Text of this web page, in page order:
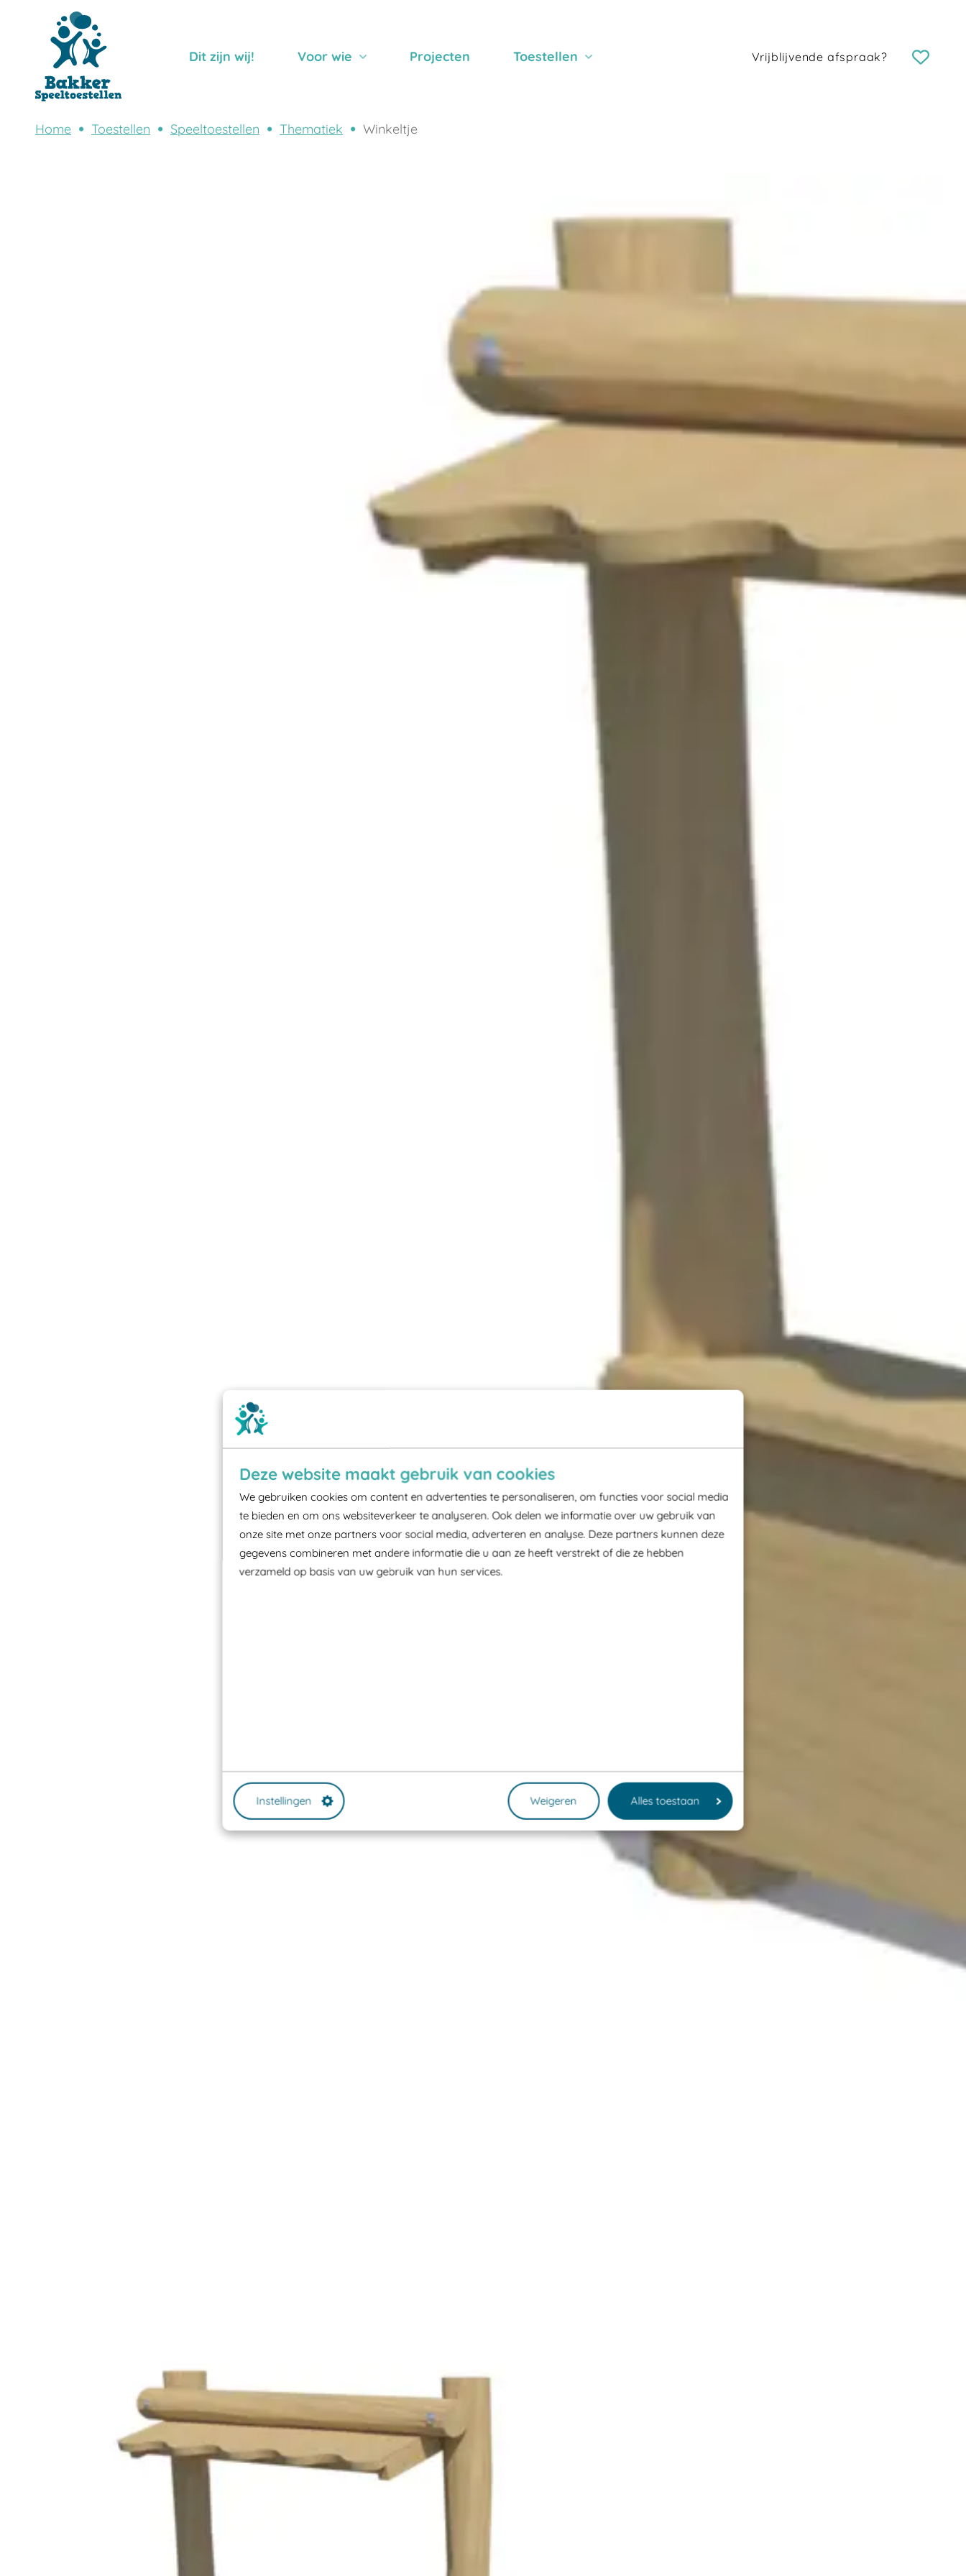
Deze website maakt gebruik van cookies
We gebruiken cookies om content en advertenties te personaliseren, om functies voor social media
te bieden en om ons websiteverkeer te analyseren. Ook delen we informatie over uw gebruik van
onze site met onze partners voor social media, adverteren en analyse. Deze partners kunnen deze
gegevens combineren met andere informatie die u aan ze heeft verstrekt of die ze hebben
verzameld op basis van uw gebruik van hun services.
Instellingen Weigeren Alles toestaan
Dit zijn wij! Voor wie Projecten Toestellen Vrijblijvende afspraak?
Home Toestellen Speeltoestellen Thematiek Winkeltje